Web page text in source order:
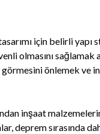
için belirli
olmasını
görmesini önlemek
inşaat
deprem sırasında